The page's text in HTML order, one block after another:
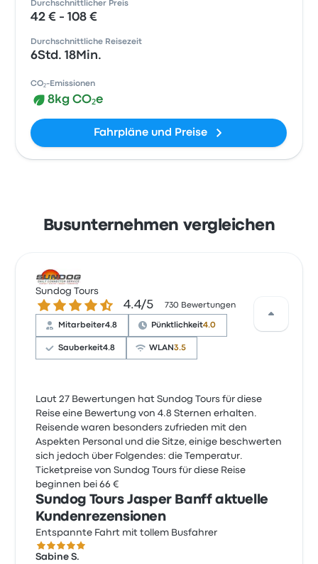
Durchschnittlicher Preis
42 € - 108 €
Durchschnittliche Reisezeit
6Std. 18Min.
CO₂-Emissionen
8kg CO₂e
Fahrpläne und Preise
Busunternehmen vergleichen
Sundog Tours
4.4 von 5 Sternen4.4/5 730 Bewertungen
Mitarbeiter4.8 Pünktlichkeit4.0
Sauberkeit4.8 WLAN3.5
Laut 27 Bewertungen hat Sundog Tours für diese
Reise eine Bewertung von 4.8 Sternen erhalten.
Reisende waren besonders zufrieden mit den
Aspekten Personal und die Sitze, einige beschwerten
sich jedoch über Folgendes: die Temperatur.
Ticketpreise von Sundog Tours für diese Reise
beginnen bei 66 €
Sundog Tours Jasper Banff aktuelle
Kundenrezensionen
Entspannte Fahrt mit tollem Busfahrer
5.0 von 5 Sternen
Sabine S.